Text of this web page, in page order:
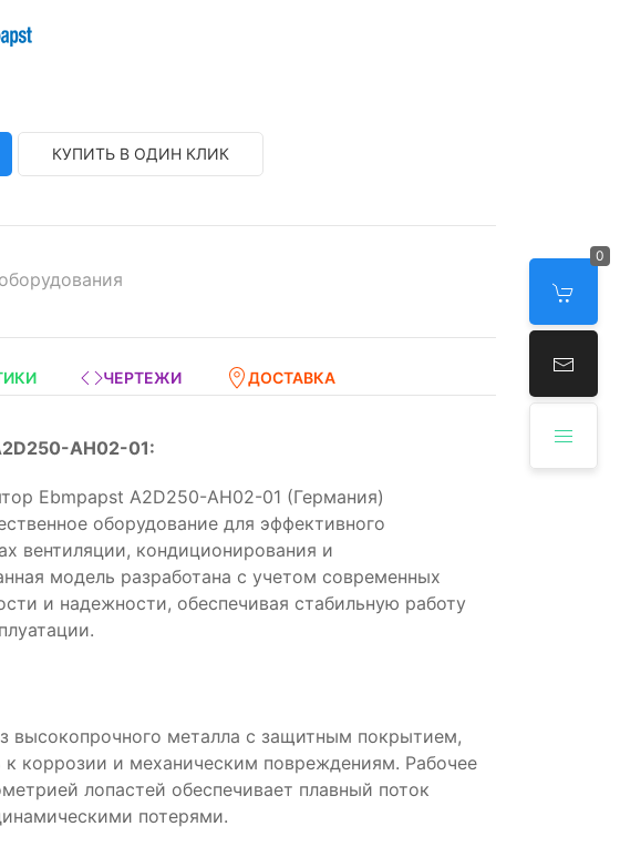
0
КУПИТЬ В ОДИН КЛИК
ЧЕРТЕЖИ ДОСТАВКА
AH02-01:
Ebmpapst A2D250-AH02-01 (Германия)
оборудование для эффективного
вентиляции, кондиционирования и
модель разработана с учетом современных
и надежности, обеспечивая стабильную работу
высокопрочного металла с защитным покрытием,
коррозии и механическим повреждениям. Рабочее
лопастей обеспечивает плавный поток
потерями.